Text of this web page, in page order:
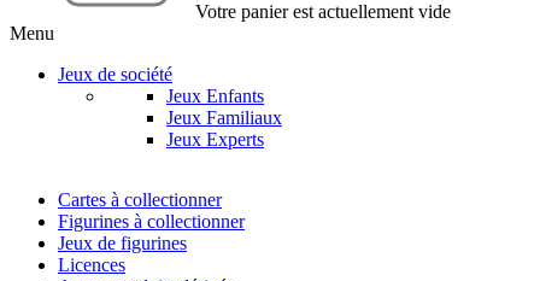
Votre panier est actuellement vide
Menu
Jeux de société
Jeux Enfants
Jeux Familiaux
Jeux Experts
Cartes à collectionner
Figurines à collectionner
Jeux de figurines
Licences